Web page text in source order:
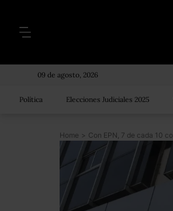
09 de agosto, 2026
Política Elecciones Judiciales 2025
Home >